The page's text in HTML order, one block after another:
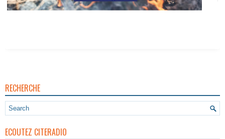
RECHERCHE
ECOUTEZ CITERADIO